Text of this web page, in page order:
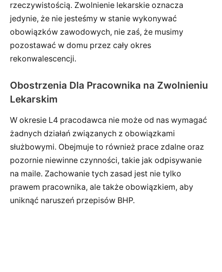
rzeczywistością. Zwolnienie lekarskie oznacza
jedynie, że nie jesteśmy w stanie wykonywać
obowiązków zawodowych, nie zaś, że musimy
pozostawać w domu przez cały okres
rekonwalescencji.
Obostrzenia Dla Pracownika na Zwolnieniu
Lekarskim
W okresie L4 pracodawca nie może od nas wymagać
żadnych działań związanych z obowiązkami
służbowymi. Obejmuje to również prace zdalne oraz
pozornie niewinne czynności, takie jak odpisywanie
na maile. Zachowanie tych zasad jest nie tylko
prawem pracownika, ale także obowiązkiem, aby
uniknąć naruszeń przepisów BHP.